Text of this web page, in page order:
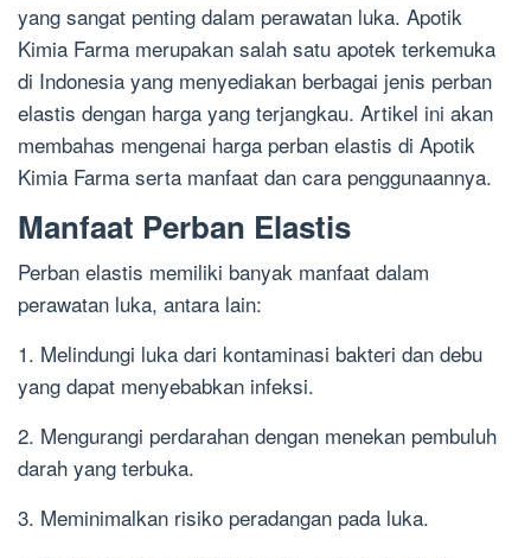
yang sangat penting dalam perawatan luka. Apotik
Kimia Farma merupakan salah satu apotek terkemuka
di Indonesia yang menyediakan berbagai jenis perban
elastis dengan harga yang terjangkau. Artikel ini akan
membahas mengenai harga perban elastis di Apotik
Kimia Farma serta manfaat dan cara penggunaannya.
Manfaat Perban Elastis
Perban elastis memiliki banyak manfaat dalam
perawatan luka, antara lain:
1. Melindungi luka dari kontaminasi bakteri dan debu
yang dapat menyebabkan infeksi.
2. Mengurangi perdarahan dengan menekan pembuluh
darah yang terbuka.
3. Meminimalkan risiko peradangan pada luka.